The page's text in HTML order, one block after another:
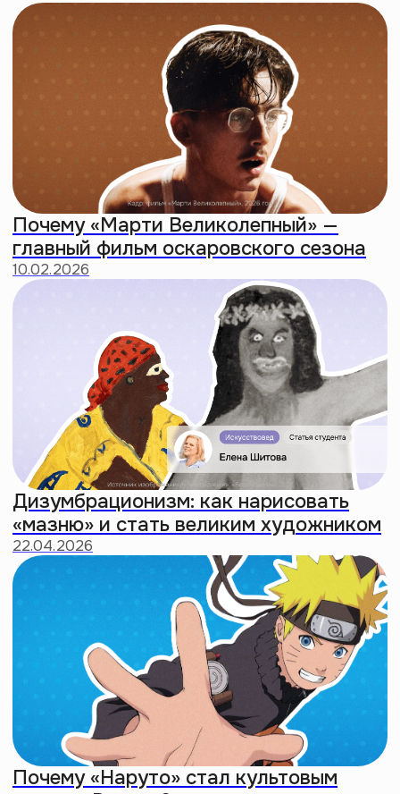
Альфа — худшее поколение: почему
миллениалы воспитывают ужасных
айпад кидов
18:46
Когда все станут мусульманами? Как
ислам стал модным
41:02
чертами зумеров и миллениалов
26:07
Делаем
интровертность
новым культом
Создали мерч для тех, кто
находит радость в уединении.
Чтобы принять свою природу
и заявить о ней без слов